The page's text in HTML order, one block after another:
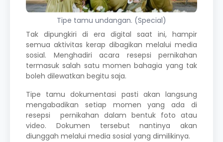
Tipe tamu undangan. (Special)
Tak dipungkiri di era digital saat ini, hampir
semua aktivitas kerap dibagikan melalui media
sosial. Menghadiri acara resepsi pernikahan
termasuk salah satu momen bahagia yang tak
boleh dilewatkan begitu saja.
Tipe tamu dokumentasi pasti akan langsung
mengabadikan setiap momen yang ada di
resepsi pernikahan dalam bentuk foto atau
video. Dokumen tersebut nantinya akan
diunggah melalui media sosial yang dimilikinya.